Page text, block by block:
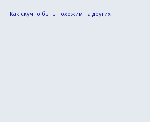
--------------------
Как скучно быть похожим на других